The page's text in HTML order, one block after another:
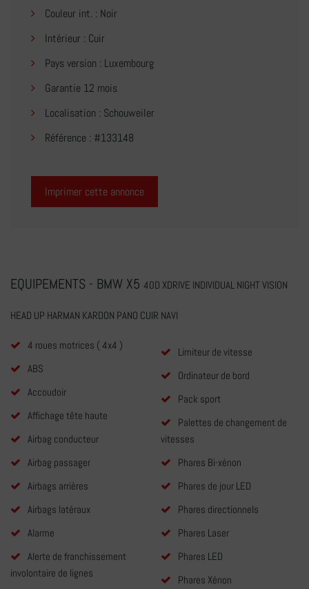
Couleur int. : Noir
Intérieur : Cuir
Pays version : Luxembourg
Garantie 12 mois
Localisation : Schouweiler
Référence : #133148
Imprimer cette annonce
EQUIPEMENTS - BMW X5 40D XDRIVE INDIVIDUAL NIGHT VISION
HEAD UP HARMAN KARDON PANO CUIR NAVI
4 roues motrices ( 4x4 )
ABS
Accoudoir
Affichage tête haute
Airbag conducteur
Airbag passager
Airbags arrières
Airbags latéraux
Alarme
Alerte de franchissement
involontaire de lignes
Limiteur de vitesse
Ordinateur de bord
Pack sport
Palettes de changement de
vitesses
Phares Bi-xénon
Phares de jour LED
Phares directionnels
Phares Laser
Phares LED
Phares Xénon